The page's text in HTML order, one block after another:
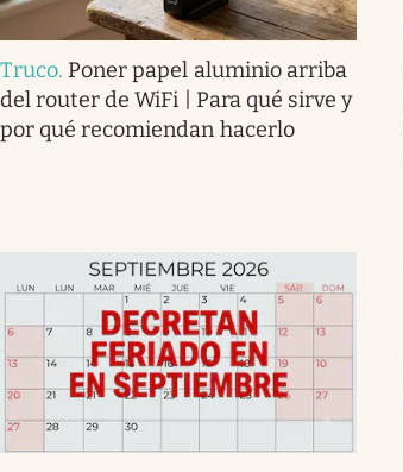
Truco. Poner papel aluminio arriba
del router de WiFi | Para qué sirve y
por qué recomiendan hacerlo